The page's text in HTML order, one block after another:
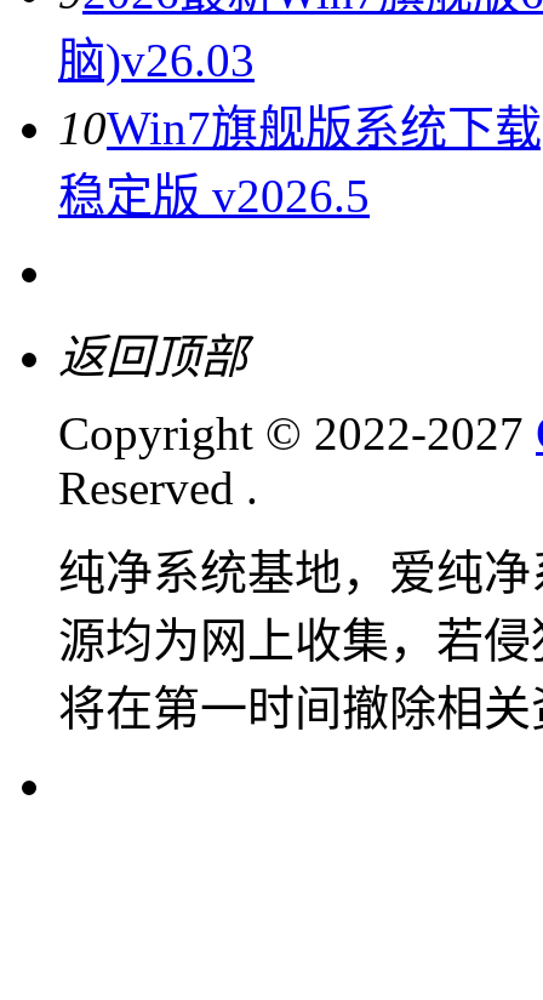
脑)v26.03
10Win7旗舰版系统下
稳定版 v2026.5
返回顶部
Copyright © 2022-2027
Reserved .
纯净系统基地，爱纯
源均为网上收集，若
将在第一时间撤除相